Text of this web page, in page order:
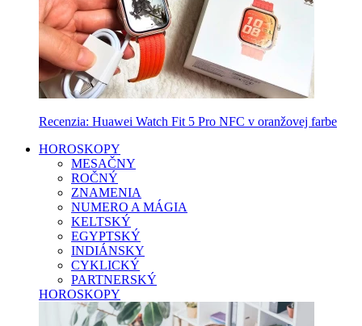
Recenzia: Huawei Watch Fit 5 Pro NFC v oranžovej farbe
HOROSKOPY
MESAČNY
ROČNÝ
ZNAMENIA
NUMERO A MÁGIA
KELTSKÝ
EGYPTSKÝ
INDIÁNSKY
CYKLICKÝ
PARTNERSKÝ
HOROSKOPY